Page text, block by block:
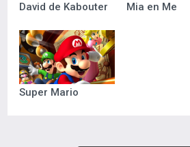
David de Kabouter Mia en Me
Super Mario